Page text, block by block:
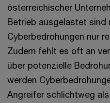
österreichischer
Betrieb ausgelastet sind
Cyberbedrohungen nur
Zudem fehlt es oft an
über potenzielle
werden
Angreifer schlichtweg